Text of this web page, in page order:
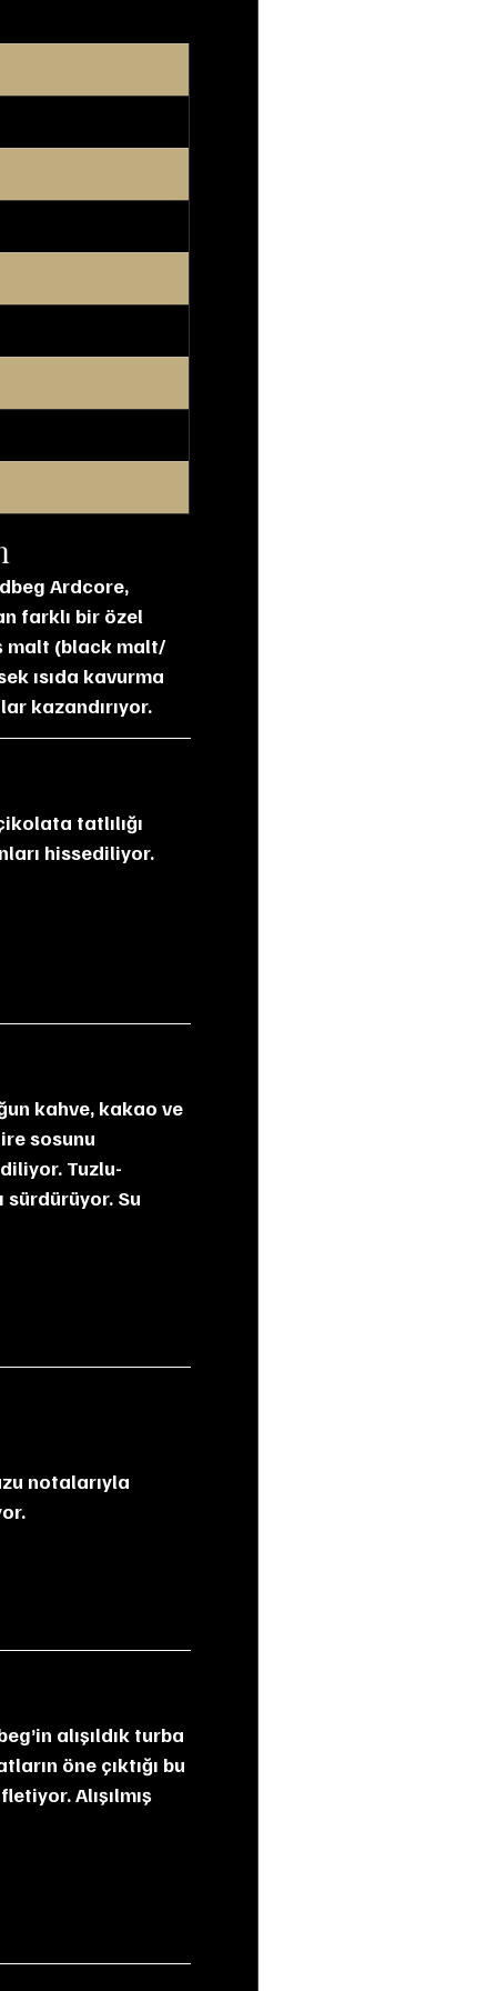
Ardcore,
farklı bir özel
malt (black malt/
ısıda kavurma
kazandırıyor.
hissediliyor.
sosunu
Tuzlu-
sürdürüyor. Su
öne çıktığı bu
Alışılmış